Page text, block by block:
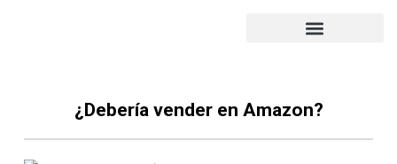
¿Debería vender en Amazon?